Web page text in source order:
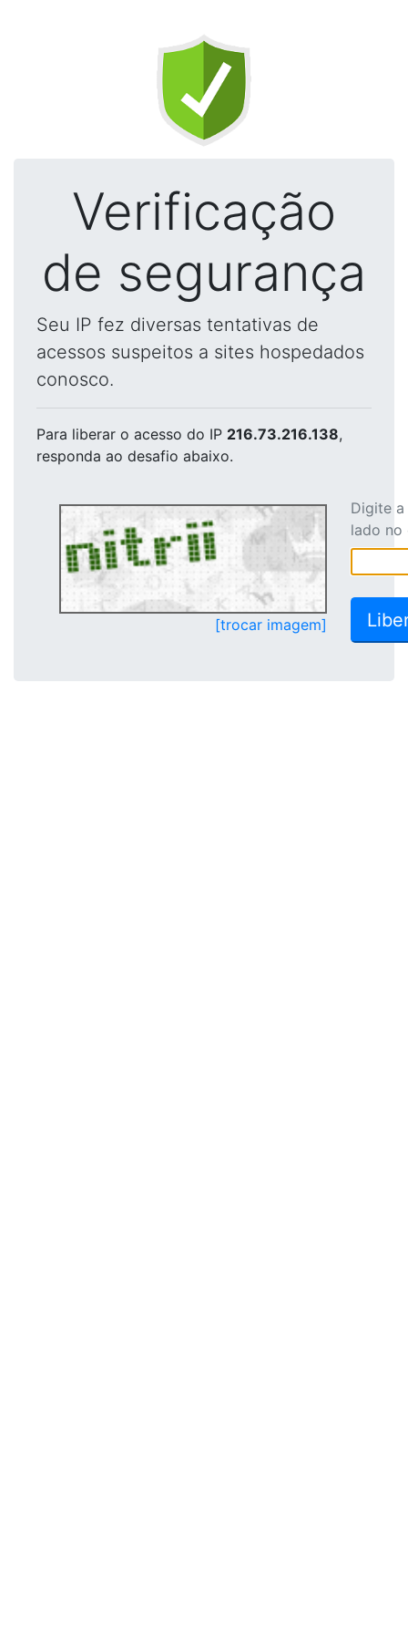
Verificação
de segurança
Seu IP fez diversas tentativas de
acessos suspeitos a sites hospedados
conosco.
Para liberar o acesso do IP 216.73.216.138,
responda ao desafio abaixo.
[trocar imagem]
Digite
lado no